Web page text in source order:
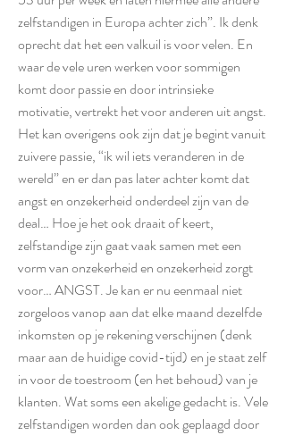
zelfstandigen in Europa achter zich”. Ik denk
oprecht dat het een valkuil is voor velen. En
waar de vele uren werken voor sommigen
komt door passie en door intrinsieke
motivatie, vertrekt het voor anderen uit angst.
Het kan overigens ook zijn dat je begint vanuit
zuivere passie, “ik wil iets veranderen in de
wereld” en er dan pas later achter komt dat
angst en onzekerheid onderdeel zijn van de
deal… Hoe je het ook draait of keert,
zelfstandige zijn gaat vaak samen met een
vorm van onzekerheid en onzekerheid zorgt
voor… ANGST. Je kan er nu eenmaal niet
zorgeloos vanop aan dat elke maand dezelfde
inkomsten op je rekening verschijnen (denk
maar aan de huidige covid-tijd) en je staat zelf
in voor de toestroom (en het behoud) van je
klanten. Wat soms een akelige gedacht is. Vele
zelfstandigen worden dan ook geplaagd door